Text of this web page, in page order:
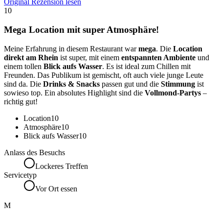
Original Rezension lesen
10
Mega Location mit super Atmosphäre!
Meine Erfahrung in diesem Restaurant warmega. Die Location
direkt am Rhein ist super, mit einem entspannten Ambiente und
einem tollen Blick aufs Wasser. Es ist ideal zum Chillen mit
Freunden. Das Publikum ist gemischt, oft auch viele junge Leute
sind da. Die Drinks & Snacks passen gut und die Stimmung ist
sowieso top. Ein absolutes Highlight sind die Vollmond-Partys –
richtig gut!
Location10
Atmosphäre10
Blick aufs Wasser10
Anlass des Besuchs
Lockeres Treffen
Servicetyp
Vor Ort essen
M